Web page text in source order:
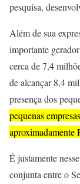
pesquisa,
Além de sua
importante
cerca de 7,4
de alcançar 8,4
presença dos
pequenas
aproximadamente
É justamente
conjunta entre o